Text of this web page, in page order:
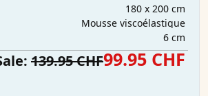
180 x 200 cm
Mousse viscoélastique
6 cm
139.95 CHF99.95 CHF